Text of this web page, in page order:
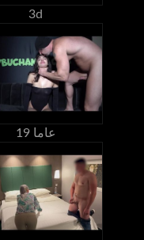
3d
19 عاما